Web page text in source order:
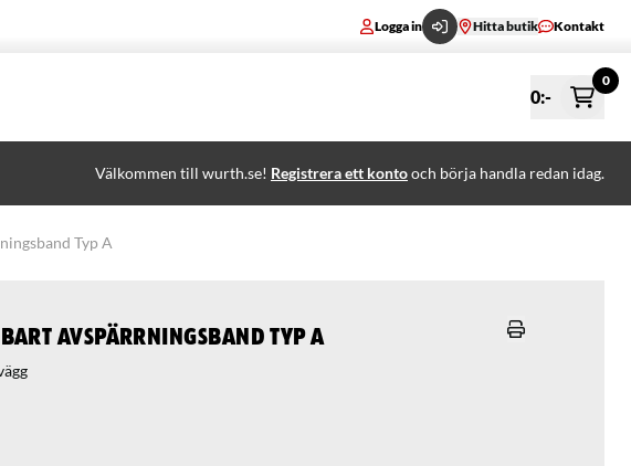
Logga in Hitta butik Kontakt
0:-
0
Välkommen till wurth.se! Registrera ett kontooch börja handla redan idag.
Typ A
avspärrningsband Typ A